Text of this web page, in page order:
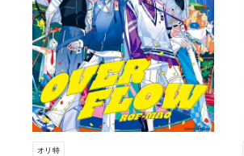
オリ特